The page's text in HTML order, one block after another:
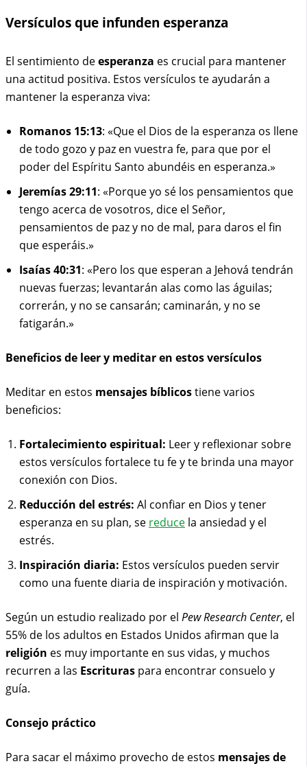
Versículos que infunden esperanza
El sentimiento deesperanza es crucial para mantener
una actitud positiva. Estos versículos te ayudarán a
mantener la esperanza viva:
Romanos 15:13: «Que el Dios de la esperanza os llene
de todo gozo y paz en vuestra fe, para que por el
poder del Espíritu Santo abundéis en esperanza.»
Jeremías 29:11: «Porque yo sé los pensamientos que
tengo acerca de vosotros, dice el Señor,
pensamientos de paz y no de mal, para daros el fin
que esperáis.»
Isaías 40:31: «Pero los que esperan a Jehová tendrán
nuevas fuerzas; levantarán alas como las águilas;
correrán, y no se cansarán; caminarán, y no se
fatigarán.»
Beneficios de leer y meditar en estos versículos
Meditar en estos mensajes bíblicostiene varios
beneficios:
Fortalecimiento espiritual: Leer y reflexionar sobre
estos versículos fortalece tu fe y te brinda una mayor
conexión con Dios.
Reducción del estrés: Al confiar en Dios y tener
esperanza en su plan, se reduce la ansiedad y el
estrés.
Inspiración diaria: Estos versículos pueden servir
como una fuente diaria de inspiración y motivación.
Según un estudio realizado por el Pew Research Center, el
55% de los adultos en Estados Unidos afirman que la
religión es muy importante en sus vidas, y muchos
recurren a las Escrituras para encontrar consuelo y
guía.
Consejo práctico
Para sacar el máximo provecho de estos mensajes de